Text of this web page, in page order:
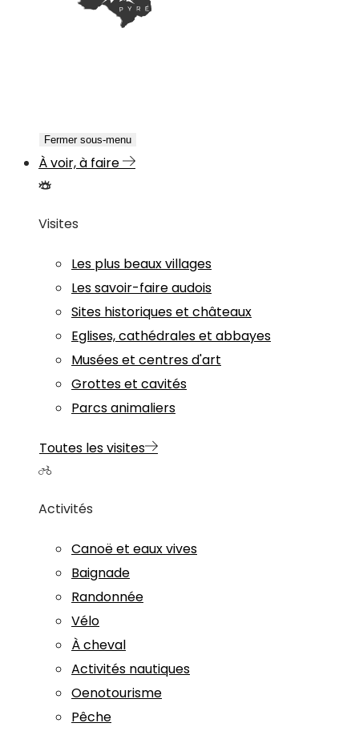
Fermer sous-menu
À voir, à faire
Visites
Les plus beaux villages
Les savoir-faire audois
Sites historiques et châteaux
Eglises, cathédrales et abbayes
Musées et centres d'art
Grottes et cavités
Parcs animaliers
Toutes les visites
Activités
Canoë et eaux vives
Baignade
Randonnée
Vélo
À cheval
Activités nautiques
Oenotourisme
Pêche